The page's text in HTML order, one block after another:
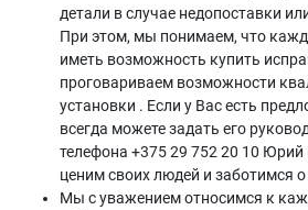
детали в случае недопоставки
При этом, мы понимаем, что
иметь возможность купить
проговариваем возможности
установки . Если у Вас есть
всегда можете задать его
телефона +375 29 752 20 10
ценим своих людей и заботимся о
Мы с уважением относимся к